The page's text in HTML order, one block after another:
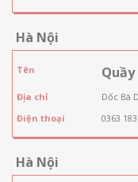
Hà Nội
Tên
Địa chỉ
Dốc Bà
Điện thoại
0363
Hà Nội